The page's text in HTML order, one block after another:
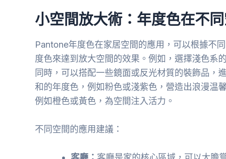
小空間放大術：年度色在不
Pantone年度色在家居空間的應用，可以根據不
度色來達到放大空間的效果。例如，選擇淺色系
同時，可以搭配一些鏡面或反光材質的裝飾品，
和的年度色，例如粉色或淺紫色，營造出浪漫温
例如橙色或黃色，為空間注入活力。
不同空間的應用建議：